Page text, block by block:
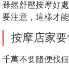
雖然舒壓按摩好
要注意，這樣才
按摩店家
千萬不要隨便找